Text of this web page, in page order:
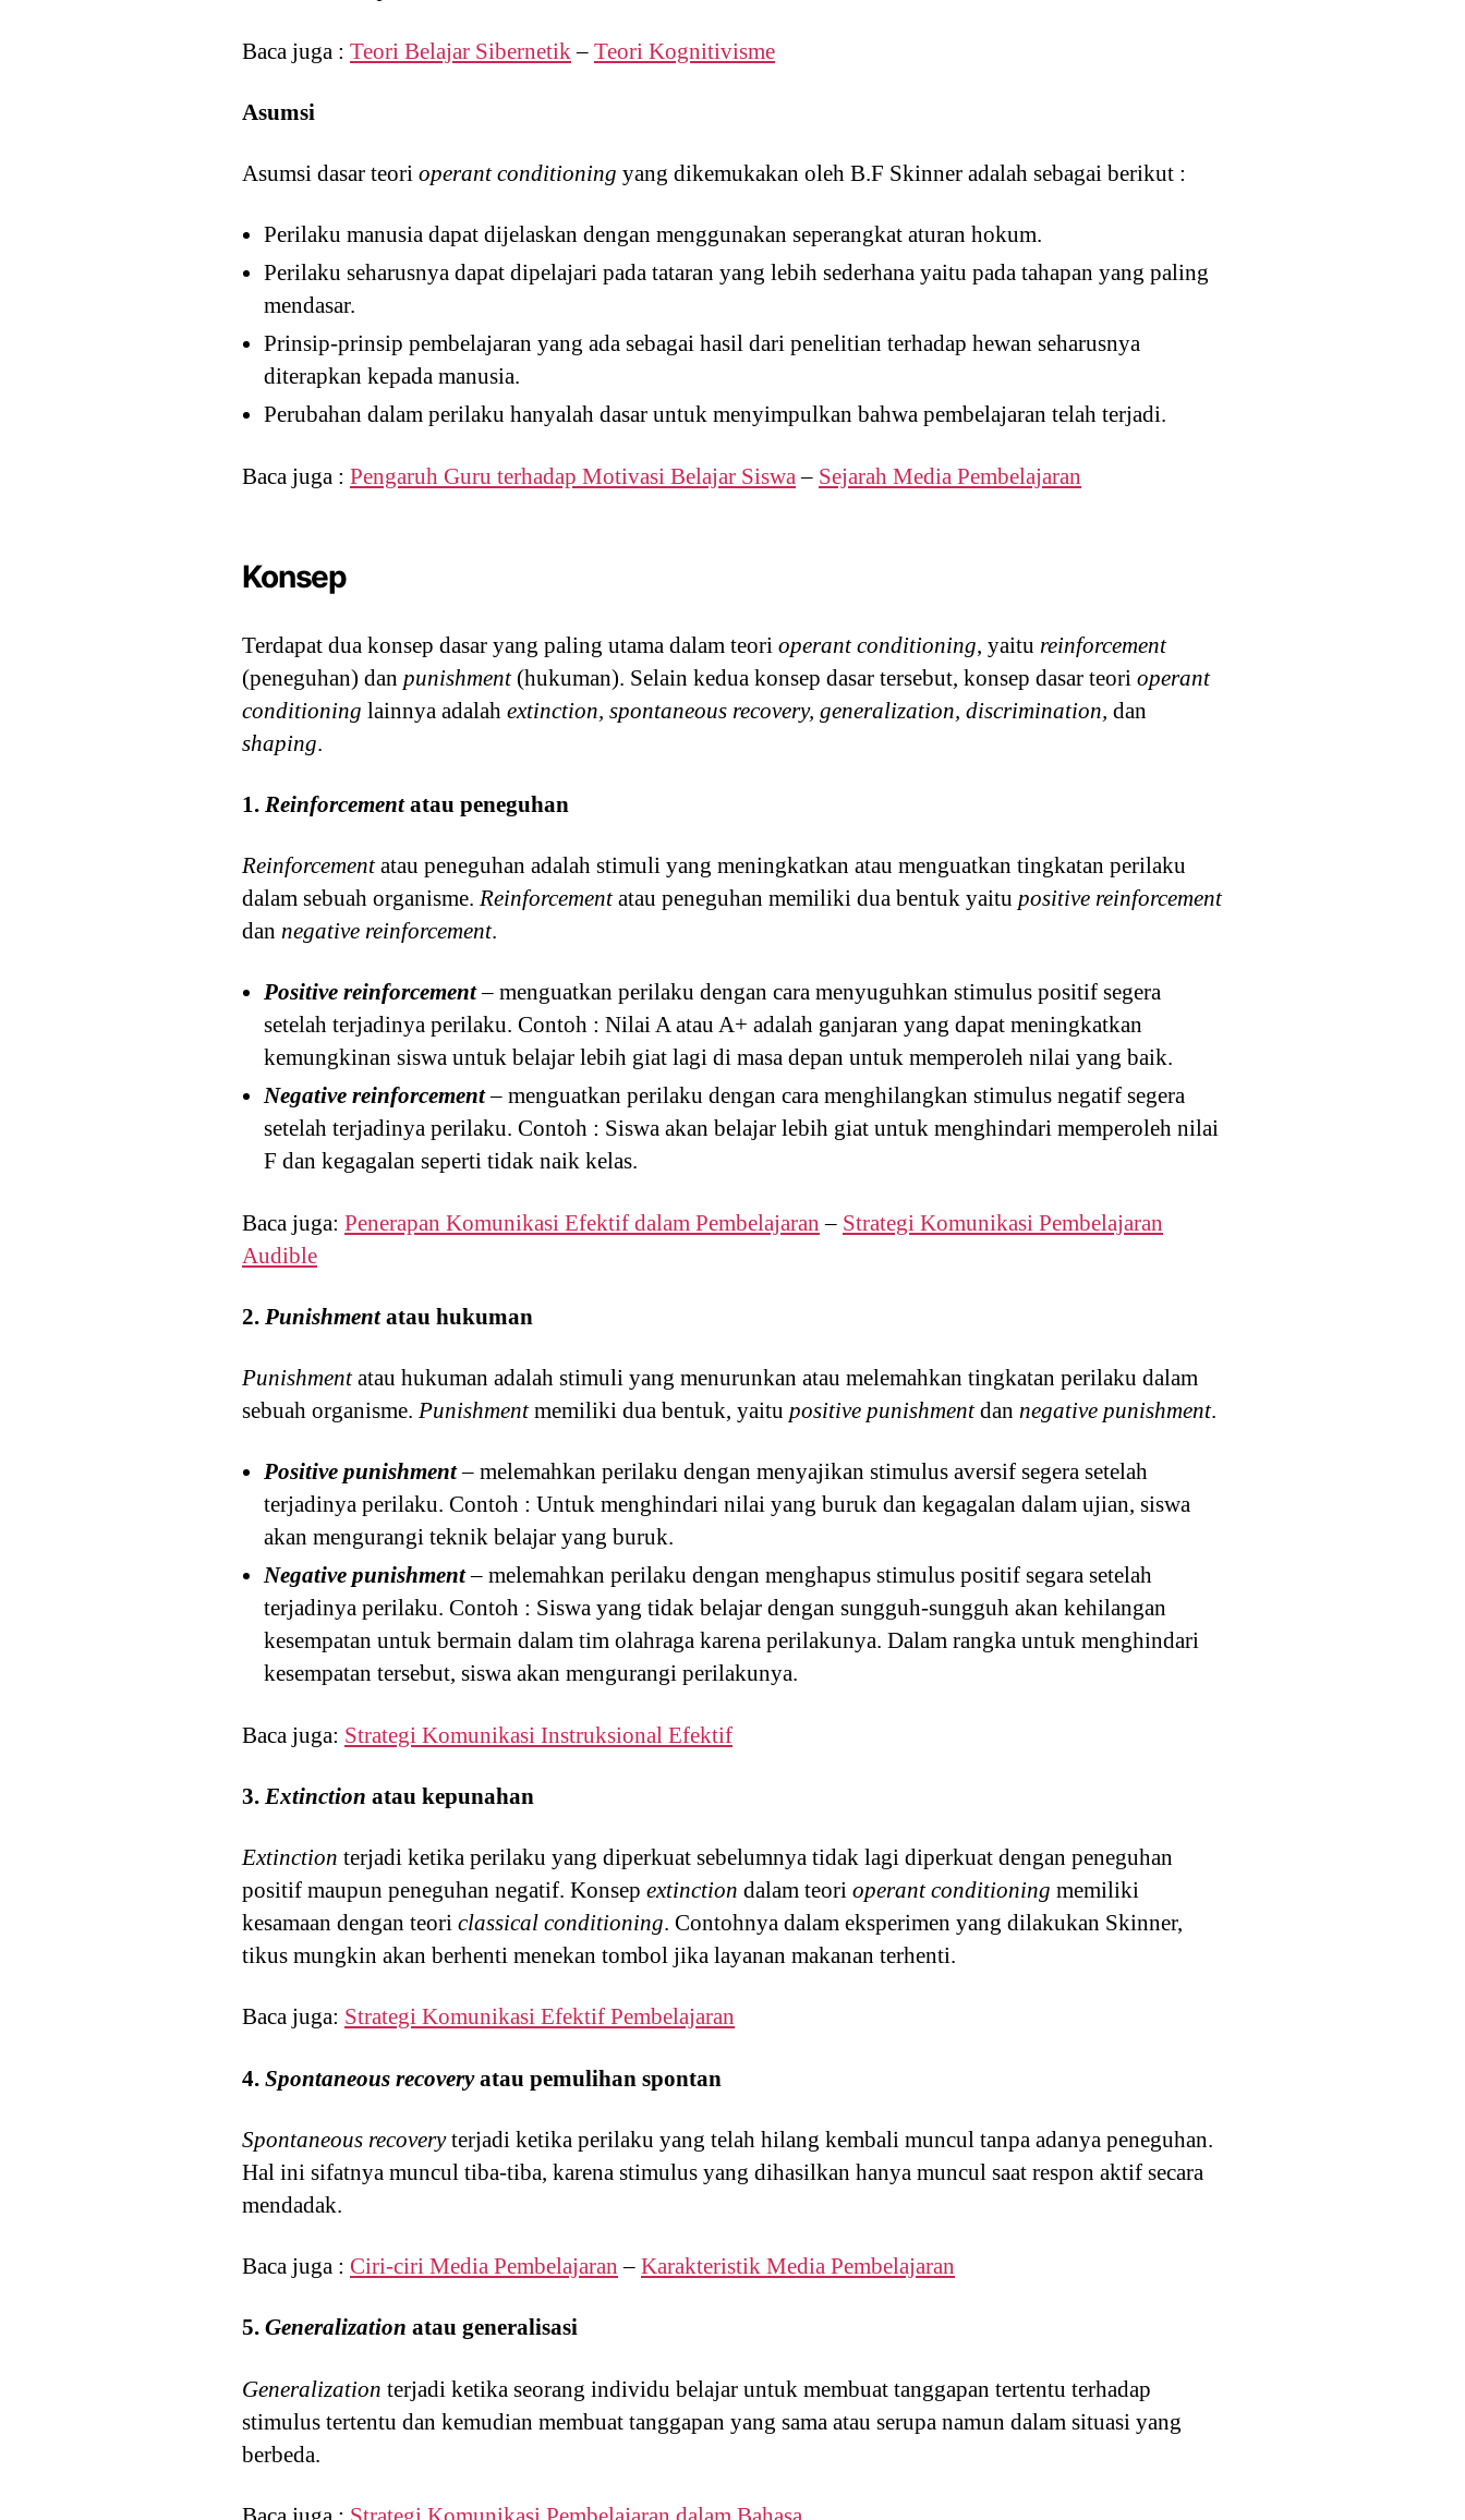
Baca juga : Teori Belajar Sibernetik – Teori Kognitivisme
Asumsi
Asumsi dasar teori operant conditioning yang dikemukakan oleh B.F Skinner adalah sebagai berikut :
Perilaku manusia dapat dijelaskan dengan menggunakan seperangkat aturan hokum.
Perilaku seharusnya dapat dipelajari pada tataran yang lebih sederhana yaitu pada tahapan yang paling
mendasar.
Prinsip-prinsip pembelajaran yang ada sebagai hasil dari penelitian terhadap hewan seharusnya
diterapkan kepada manusia.
Perubahan dalam perilaku hanyalah dasar untuk menyimpulkan bahwa pembelajaran telah terjadi.
Baca juga : Pengaruh Guru terhadap Motivasi Belajar Siswa – Sejarah Media Pembelajaran
Konsep
Terdapat dua konsep dasar yang paling utama dalam teori operant conditioning, yaitu reinforcement
(peneguhan) dan punishment(hukuman). Selain kedua konsep dasar tersebut, konsep dasar teori operant
conditioning lainnya adalah extinction, spontaneous recovery, generalization, discrimination, dan
shaping.
1. Reinforcementatau peneguhan
Reinforcementatau peneguhan adalah stimuli yang meningkatkan atau menguatkan tingkatan perilaku
dalam sebuah organisme. Reinforcementatau peneguhan memiliki dua bentuk yaitu positive reinforcement
dan negative reinforcement.
Positive reinforcement– menguatkan perilaku dengan cara menyuguhkan stimulus positif segera
setelah terjadinya perilaku. Contoh : Nilai A atau A+ adalah ganjaran yang dapat meningkatkan
kemungkinan siswa untuk belajar lebih giat lagi di masa depan untuk memperoleh nilai yang baik.
Negative reinforcement– menguatkan perilaku dengan cara menghilangkan stimulus negatif segera
setelah terjadinya perilaku. Contoh : Siswa akan belajar lebih giat untuk menghindari memperoleh nilai
F dan kegagalan seperti tidak naik kelas.
Baca juga: Penerapan Komunikasi Efektif dalam Pembelajaran – Strategi Komunikasi Pembelajaran
Audible
2. Punishmentatau hukuman
Punishmentatau hukuman adalah stimuli yang menurunkan atau melemahkan tingkatan perilaku dalam
sebuah organisme. Punishmentmemiliki dua bentuk, yaitu positive punishmentdan negative punishment.
Positive punishment– melemahkan perilaku dengan menyajikan stimulus aversif segera setelah
terjadinya perilaku. Contoh : Untuk menghindari nilai yang buruk dan kegagalan dalam ujian, siswa
akan mengurangi teknik belajar yang buruk.
Negative punishment– melemahkan perilaku dengan menghapus stimulus positif segara setelah
terjadinya perilaku. Contoh : Siswa yang tidak belajar dengan sungguh-sungguh akan kehilangan
kesempatan untuk bermain dalam tim olahraga karena perilakunya. Dalam rangka untuk menghindari
kesempatan tersebut, siswa akan mengurangi perilakunya.
Baca juga: Strategi Komunikasi Instruksional Efektif
3. Extinction atau kepunahan
Extinction terjadi ketika perilaku yang diperkuat sebelumnya tidak lagi diperkuat dengan peneguhan
positif maupun peneguhan negatif. Konsep extinction dalam teori operant conditioning memiliki
kesamaan dengan teori classical conditioning. Contohnya dalam eksperimen yang dilakukan Skinner,
tikus mungkin akan berhenti menekan tombol jika layanan makanan terhenti.
Baca juga: Strategi Komunikasi Efektif Pembelajaran
4. Spontaneous recoveryatau pemulihan spontan
Spontaneous recoveryterjadi ketika perilaku yang telah hilang kembali muncul tanpa adanya peneguhan.
Hal ini sifatnya muncul tiba-tiba, karena stimulus yang dihasilkan hanya muncul saat respon aktif secara
mendadak.
Baca juga : Ciri-ciri Media Pembelajaran – Karakteristik Media Pembelajaran
5. Generalization atau generalisasi
Generalization terjadi ketika seorang individu belajar untuk membuat tanggapan tertentu terhadap
stimulus tertentu dan kemudian membuat tanggapan yang sama atau serupa namun dalam situasi yang
berbeda.